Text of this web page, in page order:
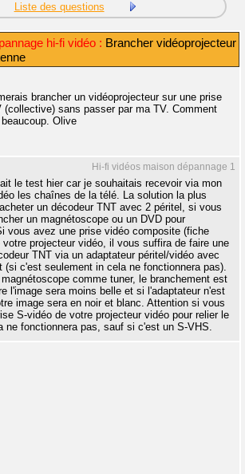
Liste des questions
hi-fi vidéo : Brancher vidéoprojecteur
brancher un vidéoprojecteur sur une prise
(collective) sans passer par ma TV. Comment
Olive
Hi-fi vidéos maison dépannage 1
le test hier car je souhaitais recevoir via mon
les chaînes de la télé. La solution la plus
un décodeur TNT avec 2 péritel, si vous
un magnétoscope ou un DVD pour
vous avez une prise vidéo composite (fiche
votre projecteur vidéo, il vous suffira de faire une
TNT via un adaptateur péritel/vidéo avec
(si c'est seulement in cela ne fonctionnera pas).
comme tuner, le branchement est
l'image sera moins belle et si l'adaptateur n'est
image sera en noir et blanc. Attention si vous
S-vidéo de votre projecteur vidéo pour relier le
ne fonctionnera pas, sauf si c'est un S-VHS.